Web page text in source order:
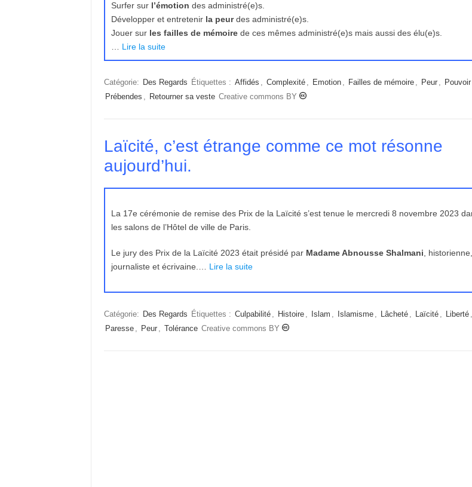
Surfer sur l’émotion des administré(e)s.
Développer et entretenir la peurdes administré(e)s.
Jouer sur les failles de mémoirede ces mêmes administré(e)s mais aussi des élu(e)s.
Lire la suite
Catégorie: Des Regards Étiquettes : Affidés , Complexité , Emotion , Failles de mémoire , Peur , Pouvoir
Prébendes , Retourner sa veste Creative commons BY
Laïcité, c’est étrange comme ce mot résonne
aujourd’hui.
La 17e cérémonie de remise des Prix de la Laïcité s’est tenue le mercredi 8 novembre 2023
les salons de l’Hôtel de ville de Paris.
Le jury des Prix de la Laïcité 2023 était présidé par Madame Abnousse Shalmani , historienne,
journaliste et écrivaine.… Lire la suite
Catégorie: Des Regards Étiquettes : Culpabilité , Histoire , Islam , Islamisme , Lâcheté , Laïcité , Liberté ,
Paresse , Peur , Tolérance Creative commons BY